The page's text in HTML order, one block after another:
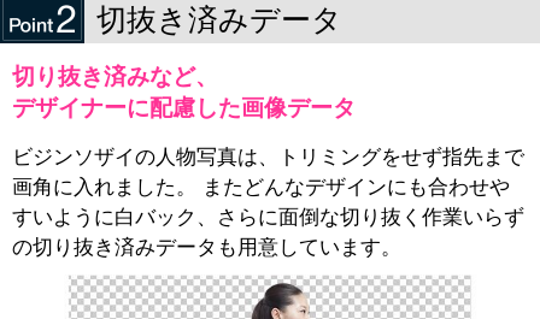
切抜き済みデータ
切り抜き済みなど、
デザイナーに配慮した画像データ
ビジンソザイの人物写真は、トリミングをせず指先まで
画角に入れました。 またどんなデザインにも合わせや
すいように白バック、さらに面倒な切り抜く作業いらず
の切り抜き済みデータも用意しています。